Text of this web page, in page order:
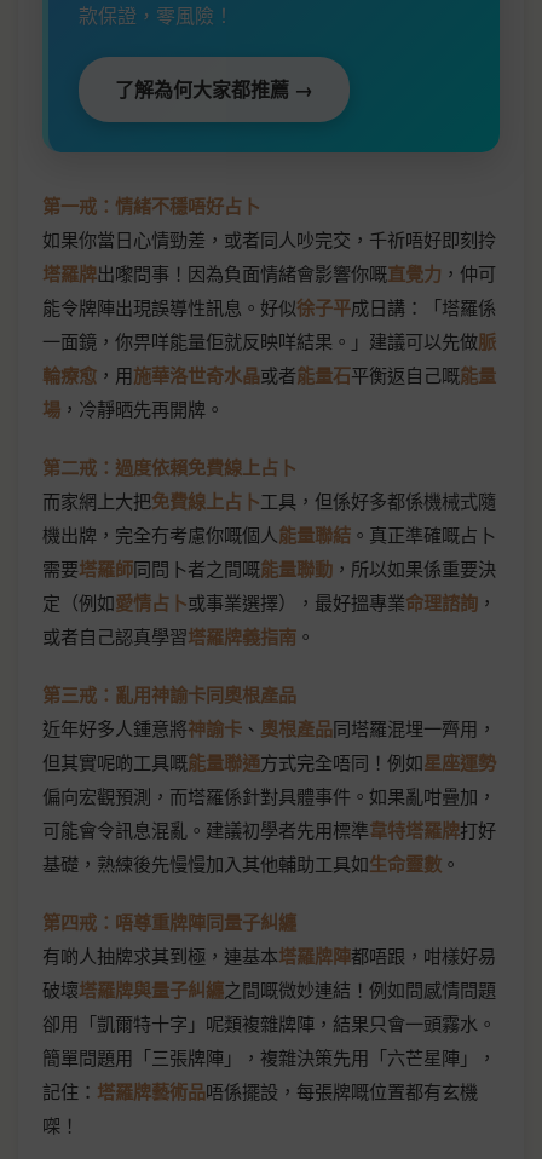
款保證，零風險！
了解為何大家都推薦 →
第一戒：情緒不穩唔好占卜
如果你當日心情勁差，或者同人吵完交，千祈唔好即刻拎
塔羅牌出嚟問事！因為負面情緒會影響你嘅直覺力 ，仲可
能令牌陣出現誤導性訊息。好似徐子平成日講：「塔羅係
一面鏡，你畀咩能量佢就反映咩結果。」建議可以先做脈
輪療愈 ，用施華洛世奇水晶或者能量石平衡返自己嘅能量
場 ，冷靜晒先再開牌。
第二戒：過度依賴免費線上占卜
而家網上大把免費線上占卜工具，但係好多都係機械式隨
機出牌，完全冇考慮你嘅個人能量聯結 。真正準確嘅占卜
需要塔羅師同問卜者之間嘅能量聯動 ，所以如果係重要決
定（例如愛情占卜或事業選擇），最好搵專業命理諮詢 ，
或者自己認真學習塔羅牌義指南 。
第三戒：亂用神諭卡同奧根產品
近年好多人鍾意將神諭卡 、 奧根產品同塔羅混埋一齊用，
但其實呢啲工具嘅能量聯通方式完全唔同！例如星座運勢
偏向宏觀預測，而塔羅係針對具體事件。如果亂咁疊加，
可能會令訊息混亂。建議初學者先用標準韋特塔羅牌打好
基礎，熟練後先慢慢加入其他輔助工具如生命靈數 。
第四戒：唔尊重牌陣同量子糾纏
有啲人抽牌求其到極，連基本塔羅牌陣都唔跟，咁樣好易
破壞塔羅牌與量子糾纏之間嘅微妙連結！例如問感情問題
卻用「凱爾特十字」呢類複雜牌陣，結果只會一頭霧水。
簡單問題用「三張牌陣」，複雜決策先用「六芒星陣」，
記住： 塔羅牌藝術品唔係擺設，每張牌嘅位置都有玄機
㗎！